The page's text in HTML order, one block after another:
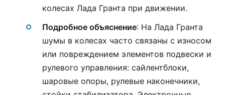
колесах Лада Гранта при движении.
Подробное объяснение: На Лада Гранта
шумы в колесах часто связаны с износом
или повреждением элементов подвески и
рулевого управления: сайлентблоки,
шаровые опоры, рулевые наконечники,